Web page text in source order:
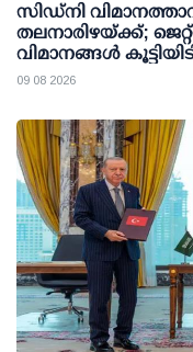
സിഡ്‌നി
തലനാരിഴയ്ക്ക്;
വിമാനങ്ങൾ
09 08 2026